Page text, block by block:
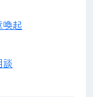
起